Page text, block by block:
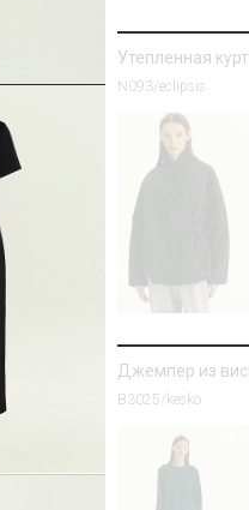
Утепленная
N093/eclipsis
Джемпер из
B3025/kesko